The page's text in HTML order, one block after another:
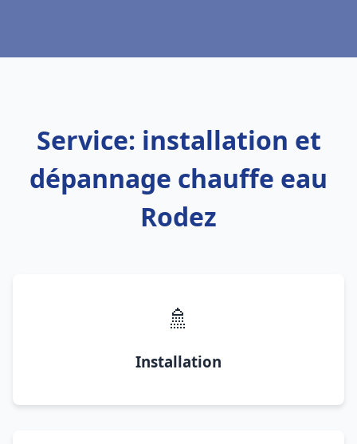
Service: installation et
dépannage chauffe eau
Rodez
🚿
Installation